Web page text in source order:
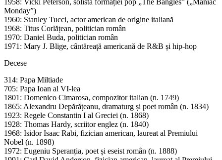
Monday”)
1960: Stanley Tucci, actor american de origine italiană
1968: Titus Corlățean, politician român
1970: Daniel Buda, politician român
1971: Mary J. Blige, cântăreață americană de R&B și hip-hop
Decese
314: Papa Miltiade
705: Papa Ioan al VI-lea
1801: Domenico Cimarosa, compozitor italian (n. 1749)
1865: Alexandru Depărățeanu, dramaturg și poet român (n. 1834)
1923: Regele Constantin I al Greciei (n. 1868)
1928: Thomas Hardy, scriitor englez (n. 1840)
1968: Isidor Isaac Rabi, fizician american, laureat al Premiului
Nobel (n. 1898)
1972: Eugeniu Speranția, poet și eseist român (n. 1888)